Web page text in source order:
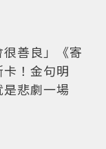
很善良」《寄
！金句明
悲劇一場